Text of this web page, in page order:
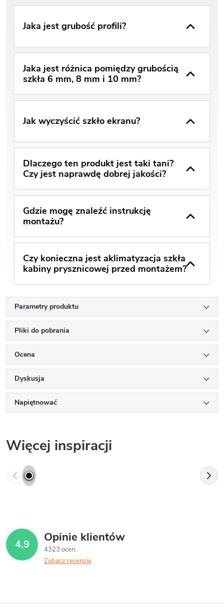
Jaka jest grubość profili?
Jaka jest różnica pomiędzy grubością
szkła 6 mm, 8 mm i 10 mm?
Jak wyczyścić szkło ekranu?
Dlaczego ten produkt jest taki tani?
Czy jest naprawdę dobrej jakości?
Gdzie mogę znaleźć instrukcję
montażu?
Czy konieczna jest aklimatyzacja szkła
kabiny prysznicowej przed montażem?
Parametry produktu
Pliki do pobrania
Ocena
Dyskusja
Napiętnować
Więcej inspiracji
4,9 Opinie klientów
4323 ocen
Zobacz recenzje